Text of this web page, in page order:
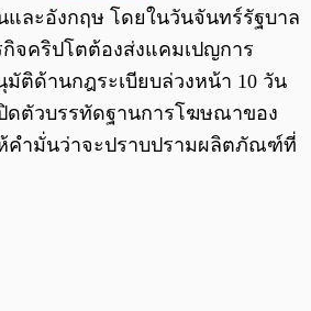
และอังกฤษ โดยในวันจันทร์รัฐบาล
จคริปโตต้องส่งแคมเปญการ
ติด้านกฎระเบียบล่วงหน้า 10 วัน
ดตัวบรรทัดฐานการโฆษณาของ
คำมั่นว่าจะปราบปรามผลิตภัณฑ์ที่